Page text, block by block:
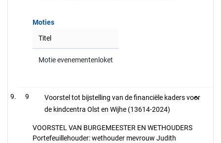
Moties
Titel
Motie evenementenloket
9
Voorstel tot bijstelling van de financiële kaders voor
de kindcentra Olst en Wijhe (13614-2024)
VOORSTEL VAN BURGEMEESTER EN WETHOUDERS
Portefeuillehouder: wethouder mevrouw Judith